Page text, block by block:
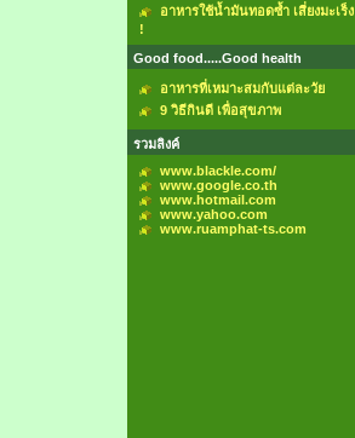
อาหารใช้น้ำมันทอดซ้ำ เสี่ยงมะเร็ง
!
Good food.....Good health
อาหารที่เหมาะสมกับแต่ละวัย
9 วิธีกินดี เพื่อสุขภาพ
รวมลิงค์
www.blackle.com/
www.google.co.th
www.hotmail.com
www.yahoo.com
www.ruamphat-ts.com